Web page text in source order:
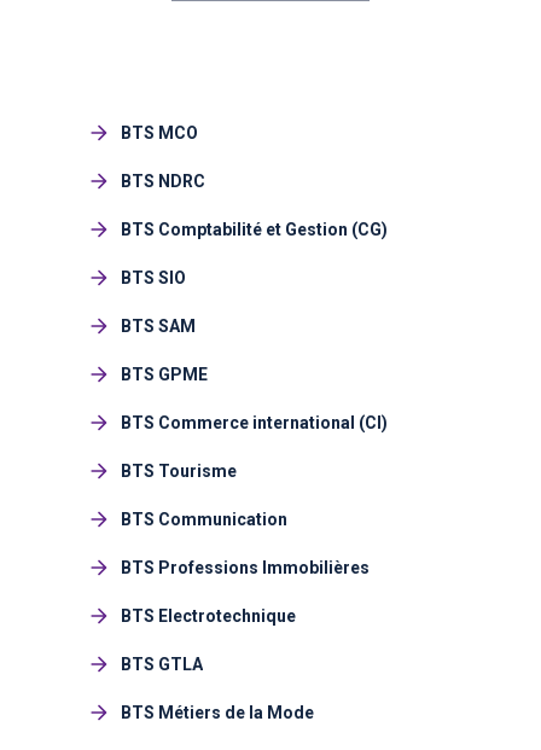
BTS MCO
BTS NDRC
BTS Comptabilité et Gestion (CG)
BTS SIO
BTS SAM
BTS GPME
BTS Commerce international (CI)
BTS Tourisme
BTS Communication
BTS Professions Immobilières
BTS Electrotechnique
BTS GTLA
BTS Métiers de la Mode